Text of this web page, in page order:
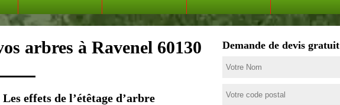
arbres à Ravenel 60130
Les effets de l’étêtage d’arbre
Demande de devis gratuit